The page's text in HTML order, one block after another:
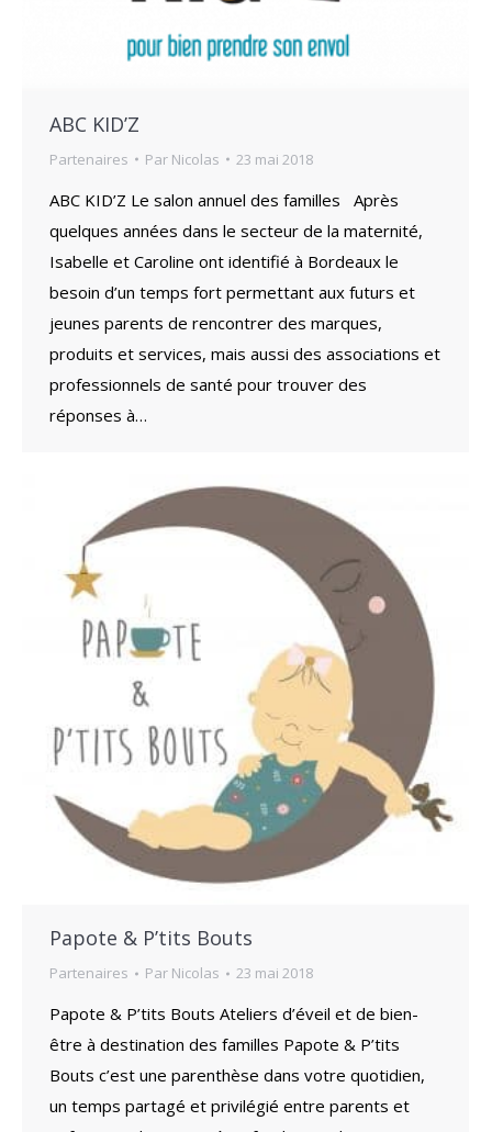
ABC KID’Z
Partenaires Par Nicolas 23 mai 2018
ABC KID’Z Le salon annuel des familles Après
quelques années dans le secteur de la maternité,
Isabelle et Caroline ont identifié à Bordeaux le
besoin d’un temps fort permettant aux futurs et
jeunes parents de rencontrer des marques,
produits et services, mais aussi des associations et
professionnels de santé pour trouver des
réponses à…
Papote & P’tits Bouts
Partenaires Par Nicolas 23 mai 2018
Papote & P’tits Bouts Ateliers d’éveil et de bien-
être à destination des familles Papote & P’tits
Bouts c’est une parenthèse dans votre quotidien,
un temps partagé et privilégié entre parents et